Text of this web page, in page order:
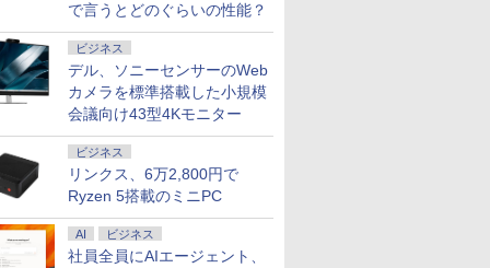
で言うとどのぐらいの性能？
ビジネス
デル、ソニーセンサーのWeb
カメラを標準搭載した小規模
会議向け43型4Kモニター
ビジネス
リンクス、6万2,800円で
Ryzen 5搭載のミニPC
AI ビジネス
社員全員にAIエージェント、